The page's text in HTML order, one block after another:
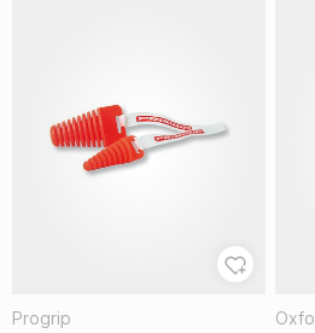
Progrip